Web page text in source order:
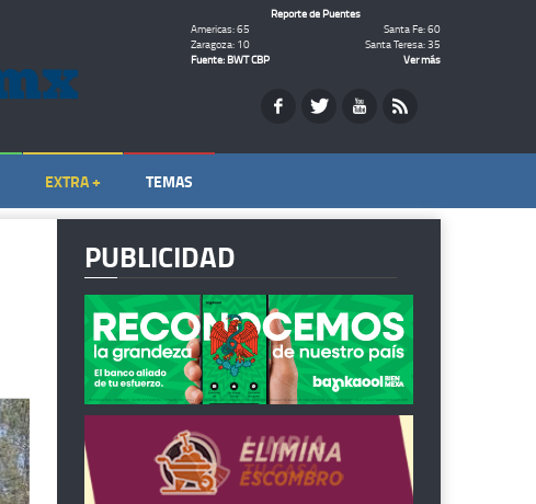
Reporte de Puentes
Americas: 65
Santa Fe: 60
Zaragoza: 10
Santa Teresa: 35
Fuente: BWT CBP
Ver más
EXTRA + TEMAS
PUBLICIDAD